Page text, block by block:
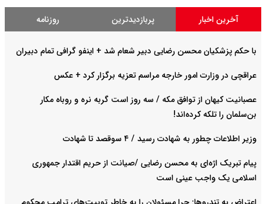
آخرین اخبار پربازدیدترین روزنامه
با حکم پزشکیان محسن رضایی دبیر شعام شد + اینفو گرافی تمام دبیران
عراقچی در وزارت امور خارجه مراسم تعزیه برگزار کرد + عکس
عصبانیت کیهان از توافق مکه / سه روز است گربه نره و روباه مکار
بن‌سلمان را تلکه کرده‌اند!
وزیر اطلاعات چطور به شهادت رسید / ۴ سوقصد تا شهادت
پیام تبریک اژه‌ای به محسن رضایی /صیانت از حریم اقتدار جمهوری
اسلامی یک واجب عینی است